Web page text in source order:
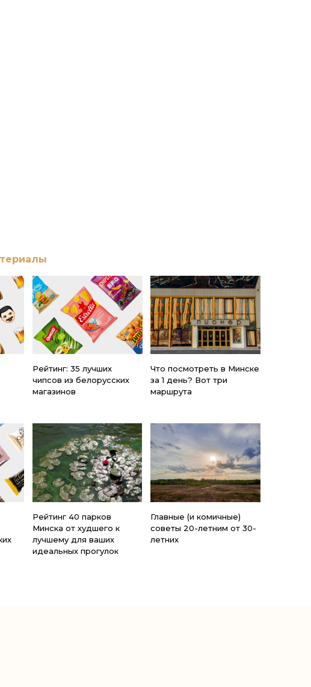
Рейтинг: 35 лучших
чипсов из белорусских
магазинов
Что посмотреть в Минске
за 1 день? Вот три
маршрута
Рейтинг 40 парков
Минска от худшего к
лучшему для ваших
идеальных прогулок
Главные (и комичные)
советы 20-летним от 30-
летних